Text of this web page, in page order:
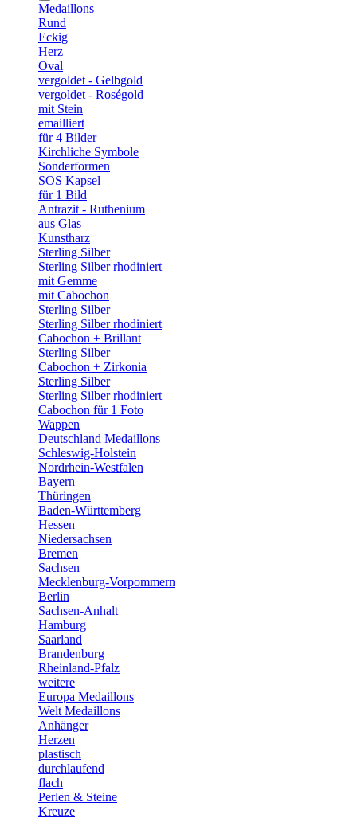
Medaillons
Rund
Eckig
Herz
Oval
vergoldet - Gelbgold
vergoldet - Roségold
mit Stein
emailliert
für 4 Bilder
Kirchliche Symbole
Sonderformen
SOS Kapsel
für 1 Bild
Antrazit - Ruthenium
aus Glas
Kunstharz
Sterling Silber
Sterling Silber rhodiniert
mit Gemme
mit Cabochon
Sterling Silber
Sterling Silber rhodiniert
Cabochon + Brillant
Sterling Silber
Cabochon + Zirkonia
Sterling Silber
Sterling Silber rhodiniert
Cabochon für 1 Foto
Wappen
Deutschland Medaillons
Schleswig-Holstein
Nordrhein-Westfalen
Bayern
Thüringen
Baden-Württemberg
Hessen
Niedersachsen
Bremen
Sachsen
Mecklenburg-Vorpommern
Berlin
Sachsen-Anhalt
Hamburg
Saarland
Brandenburg
Rheinland-Pfalz
weitere
Europa Medaillons
Welt Medaillons
Anhänger
Herzen
plastisch
durchlaufend
flach
Perlen & Steine
Kreuze